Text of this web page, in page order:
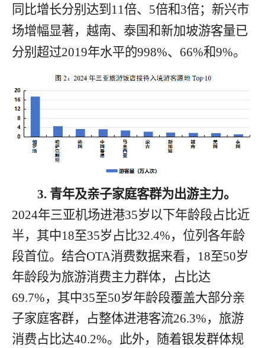
同比增长分别达到 11倍、 5倍和3倍；新兴市
场增幅显著，越南、泰国和新加坡游客量已
分别超过2019年水平的998%、 66%和9%。
3. 青年及亲子家庭客群为出游主力。
2024年三亚机场进港35岁以下年龄段占比近
半，其中18至35岁占比32.4%，位列各年龄
段首位。结合OTA消费数据来看， 18至50岁
年龄段为旅游消费主力群体，占比达
69.7%，其中35至50岁年龄段覆盖大部分亲
子家庭客群，占整体进港客流26.3%，旅游
消费占比达40.2%。此外， 随着银发群体规